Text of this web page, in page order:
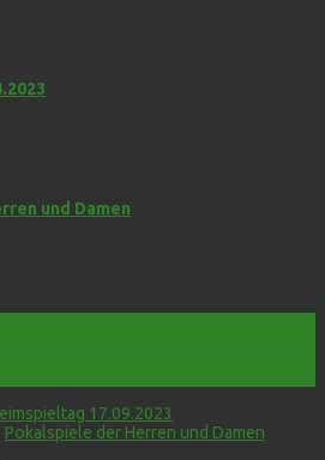
und Damen
17.09.2023
Pokalspiele der Herren und Damen